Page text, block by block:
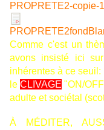
PROPRETE2-copie-1
Comme c'est un
avons insisté ici
inhérentes à ce
le CLIVAGE "ON/
adulte et sociétal
À MÉDITER,